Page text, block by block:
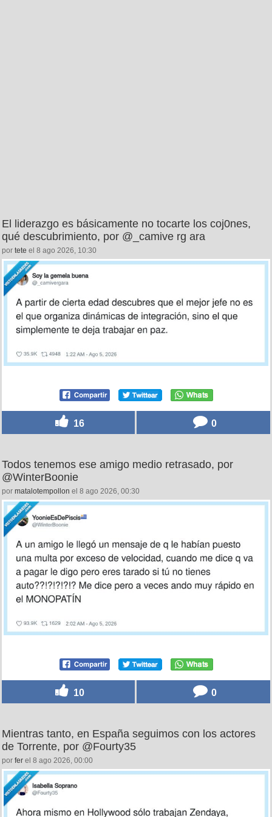
El liderazgo es básicamente no tocarte los coj0nes,
qué descubrimiento, por @_camive rg ara
por tete el 8 ago 2026, 10:30
16 0
Todos tenemos ese amigo medio retrasado, por
@WinterBoonie
por matalotempollon el 8 ago 2026, 00:30
10 0
Mientras tanto, en España seguimos con los actores
de Torrente, por @Fourty35
por fer el 8 ago 2026, 00:00